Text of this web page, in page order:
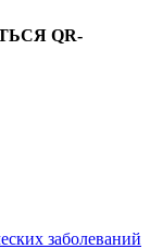
QR-
заболеваний